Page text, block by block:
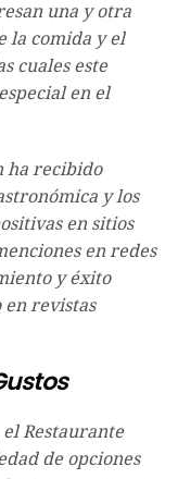
una y otra
la comida y el
cuales este
en el
ha recibido
y los
en sitios
en redes
y éxito
en revistas
Restaurante
de opciones